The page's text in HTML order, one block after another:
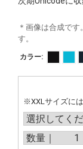
＊画像は合成で
す。
カラー:
※XXLサイズに